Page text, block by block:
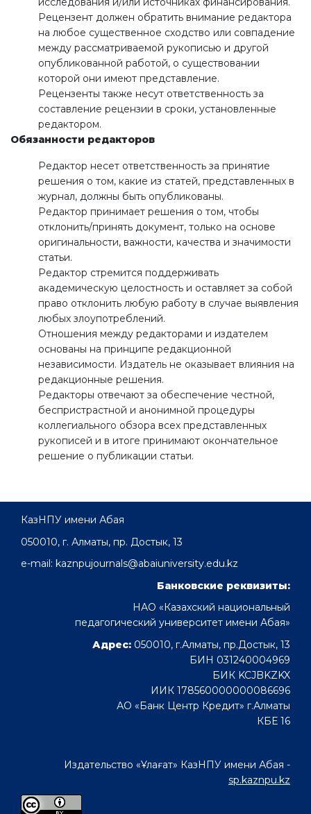
Рецензент должен обратить внимание редактора
на любое существенное сходство или совпадение
между рассматриваемой рукописью и другой
опубликованной работой, о существовании
которой они имеют представление.
Рецензенты также несут ответственность за
составление рецензии в сроки, установленные
редактором.
Обязанности редакторов
Редактор несет ответственность за принятие
решения о том, какие из статей, представленных в
журнал, должны быть опубликованы.
Редактор принимает решения о том, чтобы
отклонить/принять документ, только на основе
оригинальности, важности, качества и значимости
статьи.
Редактор стремится поддерживать
академическую целостность и оставляет за собой
право отклонить любую работу в случае выявления
любых злоупотреблений.
Отношения между редакторами и издателем
основаны на принципе редакционной
независимости. Издатель не оказывает влияния на
редакционные решения.
Редакторы отвечают за обеспечение честной,
беспристрастной и анонимной процедуры
коллегиального обзора всех представленных
рукописей и в итоге принимают окончательное
решение о публикации статьи.
КазНПУ имени Абая
050010, г. Алматы, пр. Достык, 13
e-mail: kaznpujournals@abaiuniversity.edu.kz
Банковские реквизиты:
НАО «Казахский национальный
педагогический университет имени Абая»
Адрес: 050010, г.Алматы, пр.Достык, 13
БИН 031240004969
БИК KCJBKZKX
ИИК 178560000000086696
АО «Банк Центр Кредит» г.Алматы
КБЕ 16
Издательство «Ұлағат» КазНПУ имени Абая -
sp.kaznpu.kz